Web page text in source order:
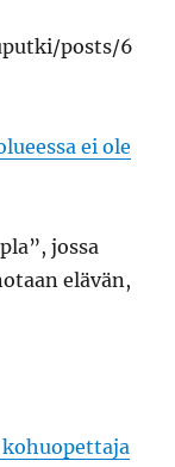
posts/6
ei ole
jossa
elävän,